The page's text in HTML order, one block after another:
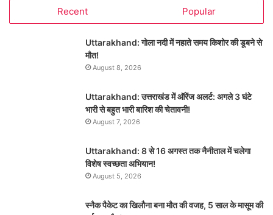
Recent Popular
Uttarakhand: गोला नदी में नहाते समय किशोर की डूबने से
मौत!
August 8, 2026
Uttarakhand: उत्तराखंड में ऑरेंज अलर्ट: अगले 3 घंटे
भारी से बहुत भारी बारिश की चेतावनी!
August 7, 2026
Uttarakhand: 8 से 16 अगस्त तक नैनीताल में चलेगा
विशेष स्वच्छता अभियान!
August 5, 2026
स्नैक पैकेट का खिलौना बना मौत की वजह, 5 साल के मासूम की